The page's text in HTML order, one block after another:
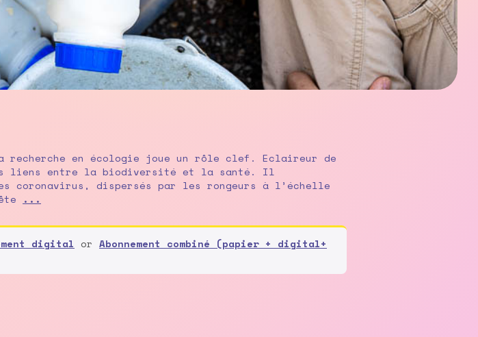
recherche en écologie joue un rôle clef. Eclaireur de
liens entre la biodiversité et la santé. Il
coronavirus, dispersés par les rongeurs à l’échelle
...
des
rongeurs
sous
digital or Abonnement combiné (papier + digital+